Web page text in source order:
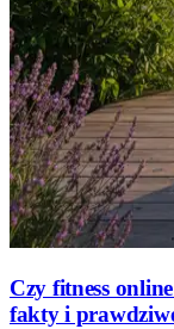
Czy fitness
fakty i